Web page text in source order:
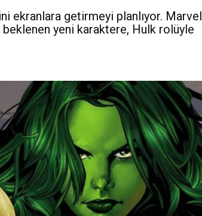
ekranlara getirmeyi planlıyor. Marvel
yeni karaktere, Hulk rolüyle